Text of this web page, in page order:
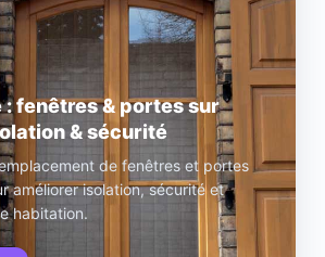
: fenêtres & portes sur
& sécurité
de fenêtres et portes
améliorer isolation, sécurité et
habitation.